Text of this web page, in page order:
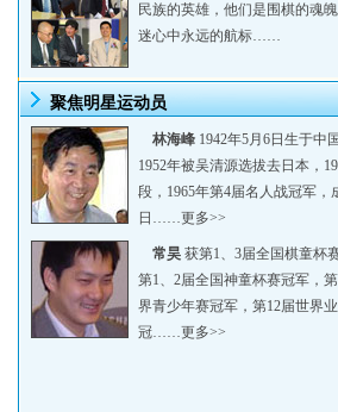
民族的英雄，他们是围棋的魂
迷心中永远的航标……
聚焦明星运动员
林海峰 1942年5月6日生于中
1952年被吴清源选拔去日本，
段，1965年第4届名人战冠军，
日……更多>>
常昊 获第1、3届全国棋童杯
第1、2届全国神童杯赛冠军，
界青少年赛冠军，第12届世界
冠……更多>>